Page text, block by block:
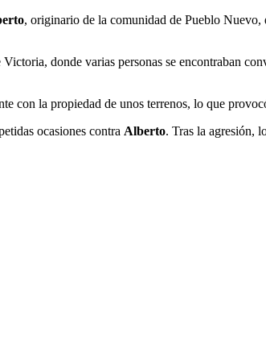
, originario de la comunidad de Pueblo
donde varias personas se encontraban
con la propiedad de unos terrenos, lo que
ocasiones contra Alberto. Tras la agresión,